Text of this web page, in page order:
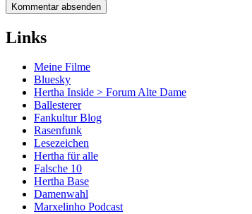
Kommentar absenden
Links
Meine Filme
Bluesky
Hertha Inside > Forum Alte Dame
Ballesterer
Fankultur Blog
Rasenfunk
Lesezeichen
Hertha für alle
Falsche 10
Hertha Base
Damenwahl
Marxelinho Podcast